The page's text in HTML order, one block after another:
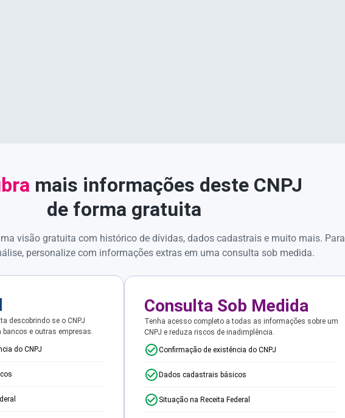
mais informações deste CNPJ
de forma gratuita
visão gratuita com histórico de dívidas, dados cadastrais e muito mais. Para
personalize com informações extras em uma consulta sob medida.
descobrindo se o CNPJ
e outras empresas.
do CNPJ
Consulta Sob Medida
Tenha acesso completo a todas as informações sobre um
CNPJ e reduza riscos de inadimplência.
Confirmação de existência do CNPJ
Dados cadastrais básicos
Situação na Receita Federal